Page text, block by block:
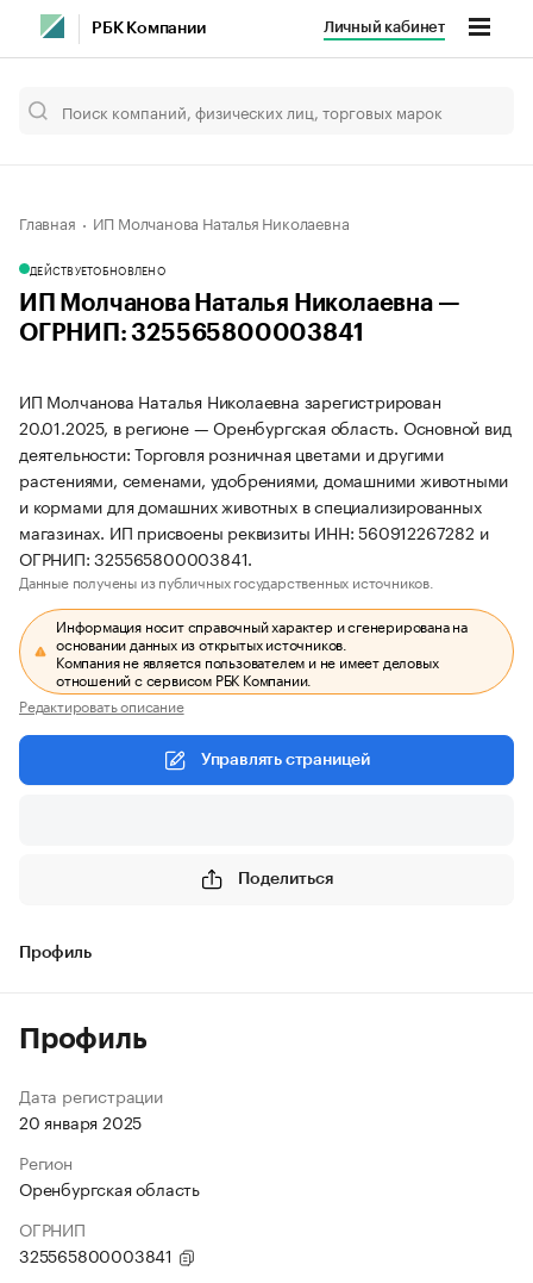
РБК Компании Личный кабинет
Главная ИП Молчанова Наталья Николаевна
ДЕЙСТВУЕТОБНОВЛЕНО
ИП Молчанова Наталья Николаевна —
ОГРНИП: 325565800003841
ИП Молчанова Наталья Николаевна зарегистрирован
20.01.2025, в регионе — Оренбургская область. Основной вид
деятельности: Торговля розничная цветами и другими
растениями, семенами, удобрениями, домашними животными
и кормами для домашних животных в специализированных
магазинах. ИП присвоены реквизиты ИНН: 560912267282 и
ОГРНИП: 325565800003841.
Данные получены из публичных государственных источников.
Информация носит справочный характер и сгенерирована на
основании данных из открытых источников.
Компания не является пользователем и не имеет деловых
отношений с сервисом РБК Компании.
Редактировать описание
Управлять страницей
Поделиться
Профиль
Профиль
Дата регистрации
20 января 2025
Регион
Оренбургская область
ОГРНИП
325565800003841